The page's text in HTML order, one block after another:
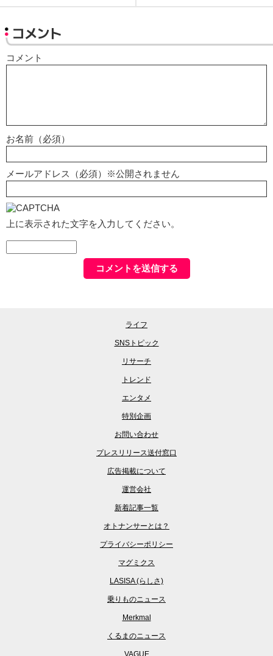
コメント
コメント
お名前（必須）
メールアドレス（必須）※公開されません
上に表示された文字を入力してください。
ライフ
SNSトピック
リサーチ
トレンド
エンタメ
特別企画
お問い合わせ
プレスリリース送付窓口
広告掲載について
運営会社
新着記事一覧
オトナンサーとは？
プライバシーポリシー
マグミクス
LASISA (らしさ)
乗りものニュース
Merkmal
くるまのニュース
VAGUE